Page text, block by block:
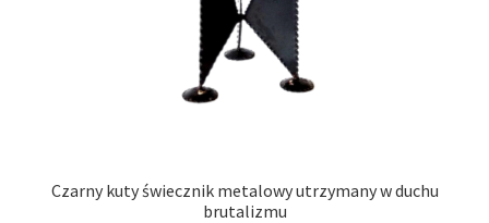
Czarny kuty świecznik metalowy utrzymany w duchu
brutalizmu